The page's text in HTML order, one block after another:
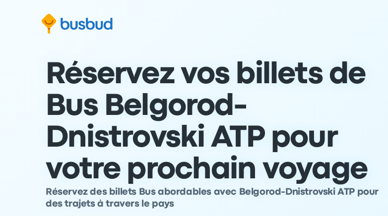
formulaire de recherche
Aller au contenu
Aller au pied de page
Réservez vos billets de
Bus Belgorod-
Dnistrovski ATP pour
votre prochain voyage
Réservez des billets Bus abordables avec Belgorod-Dnistrovski ATP pour
des trajets à travers le pays